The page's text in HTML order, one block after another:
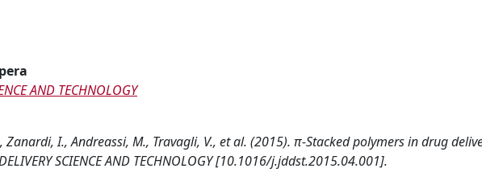
AND TECHNOLOGY
Zanardi, I., Andreassi, M., Travagli, V., et al. (2015). π-Stacked polymers in drug
SCIENCE AND TECHNOLOGY [10.1016/j.jddst.2015.04.001].